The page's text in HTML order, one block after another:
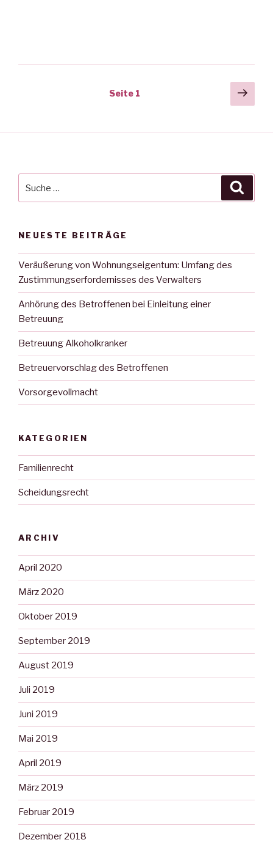
Beitragsnavigation
Seite 1
NEUESTE BEITRÄGE
Veräußerung von Wohnungseigentum: Umfang des
Zustimmungserfordernisses des Verwalters
Anhörung des Betroffenen bei Einleitung einer
Betreuung
Betreuung Alkoholkranker
Betreuervorschlag des Betroffenen
Vorsorgevollmacht
KATEGORIEN
Familienrecht
Scheidungsrecht
ARCHIV
April 2020
März 2020
Oktober 2019
September 2019
August 2019
Juli 2019
Juni 2019
Mai 2019
April 2019
März 2019
Februar 2019
Dezember 2018